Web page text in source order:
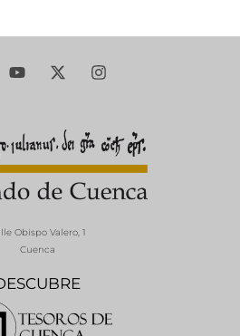
Obispo Valero, 1
Cuenca